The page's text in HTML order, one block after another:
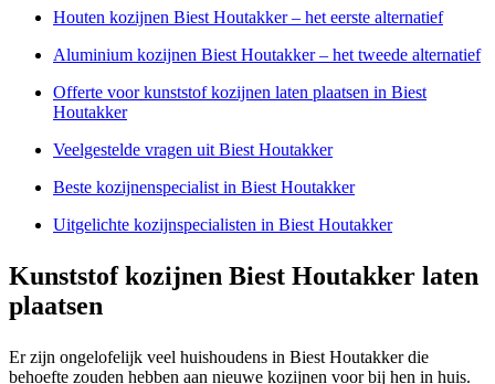
Houten kozijnen Biest Houtakker – het eerste alternatief
Aluminium kozijnen Biest Houtakker – het tweede alternatief
Offerte voor kunststof kozijnen laten plaatsen in Biest
Houtakker
Veelgestelde vragen uit Biest Houtakker
Beste kozijnenspecialist in Biest Houtakker
Uitgelichte kozijnspecialisten in Biest Houtakker
Kunststof kozijnen Biest Houtakker laten
plaatsen
Er zijn ongelofelijk veel huishoudens in Biest Houtakker die
behoefte zouden hebben aan nieuwe kozijnen voor bij hen in huis.